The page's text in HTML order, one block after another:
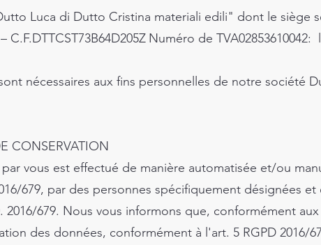
Luca di Dutto Cristina materiali edili" dont le siège
C.F.DTTCST73B64D205Z Numéro de TVA02853610042:
nécessaires aux fins personnelles de notre société
CONSERVATION
vous est effectué de manière automatisée et/ou
679, par des personnes spécifiquement désignées
2016/679. Nous vous informons que, conformément
des données, conformément à l'art. 5 RGPD 2016/